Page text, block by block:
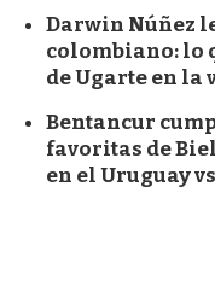
Darwin Núñez
colombiano: lo
de Ugarte en la
Bentancur
favoritas de
en el Uruguay